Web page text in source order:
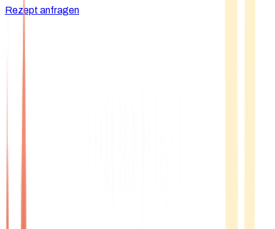
Rezept anfragen